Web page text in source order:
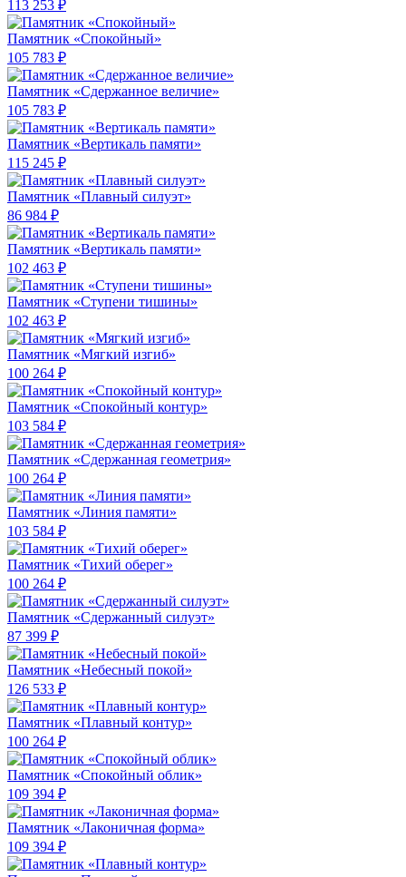
113 253 ₽
Памятник «Спокойный»
105 783 ₽
Памятник «Сдержанное величие»
105 783 ₽
Памятник «Вертикаль памяти»
115 245 ₽
Памятник «Плавный силуэт»
86 984 ₽
Памятник «Вертикаль памяти»
102 463 ₽
Памятник «Ступени тишины»
102 463 ₽
Памятник «Мягкий изгиб»
100 264 ₽
Памятник «Спокойный контур»
103 584 ₽
Памятник «Сдержанная геометрия»
100 264 ₽
Памятник «Линия памяти»
103 584 ₽
Памятник «Тихий оберег»
100 264 ₽
Памятник «Сдержанный силуэт»
87 399 ₽
Памятник «Небесный покой»
126 533 ₽
Памятник «Плавный контур»
100 264 ₽
Памятник «Спокойный облик»
109 394 ₽
Памятник «Лаконичная форма»
109 394 ₽